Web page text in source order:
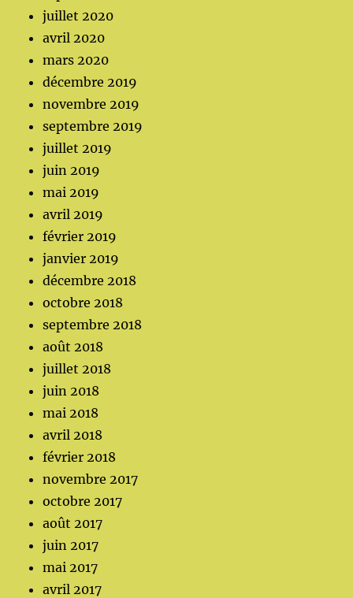
juillet 2020
avril 2020
mars 2020
décembre 2019
novembre 2019
septembre 2019
juillet 2019
juin 2019
mai 2019
avril 2019
février 2019
janvier 2019
décembre 2018
octobre 2018
septembre 2018
août 2018
juillet 2018
juin 2018
mai 2018
avril 2018
février 2018
novembre 2017
octobre 2017
août 2017
juin 2017
mai 2017
avril 2017